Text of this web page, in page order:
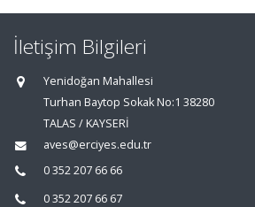
İletişim Bilgileri
Yenidoğan Mahallesi
Turhan Baytop Sokak No:1 38280
TALAS / KAYSERİ
aves@erciyes.edu.tr
0 352 207 66 66
0 352 207 66 67